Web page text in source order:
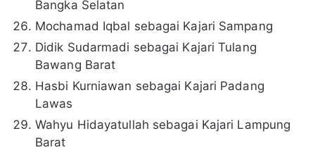
Bangka Selatan
Mochamad Iqbal sebagai Kajari Sampang
Didik Sudarmadi sebagai Kajari Tulang
Bawang Barat
Hasbi Kurniawan sebagai Kajari Padang
Lawas
Wahyu Hidayatullah sebagai Kajari Lampung
Barat